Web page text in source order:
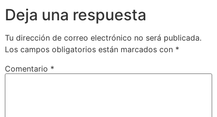
Deja una respuesta
Tu dirección de correo electrónico no será publicada.
Los campos obligatorios están marcados con *
Comentario *